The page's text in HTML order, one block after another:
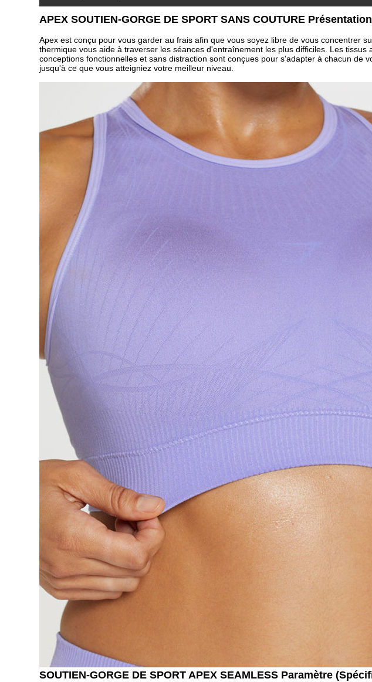
APEX SOUTIEN-GORGE DE SPORT SANS COUTURE
Apex est conçu pour vous garder au frais afin que vous soyez libre de vous concentrer
thermique vous aide à traverser les séances d'entraînement les plus difficiles. Les
conceptions fonctionnelles et sans distraction sont conçues pour s'adapter à chacun
jusqu'à ce que vous atteigniez votre meilleur niveau.
SOUTIEN-GORGE DE SPORT APEX SEAMLESS Paramètre